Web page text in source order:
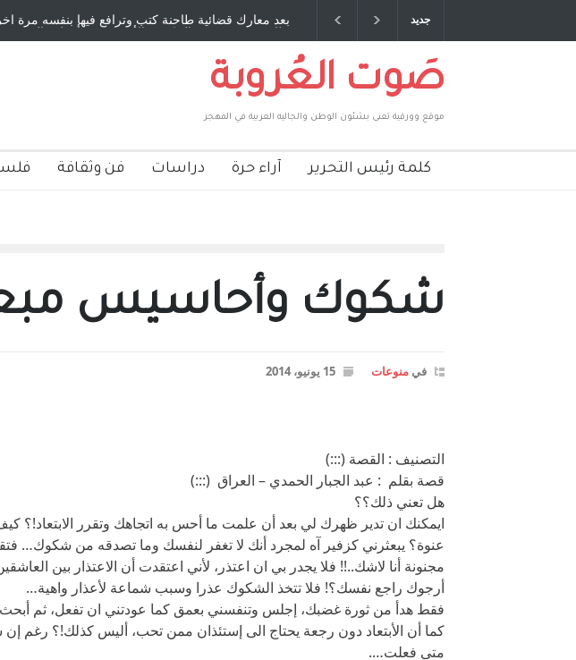
جديد بعد معارك قضائية طاحنة كتب وترافع فيها بنفسه مرة اخرى.. الشيخ
طارق يوسف يقهر الحكومة الأمريكية ، فأعطوه الجنسية عن يد وهم
صاغرون،
مخلوف : بقلم : سعد الله
صَوت العُروبة
موقع وورقية تعنى بشئون الوطن والجاليه العربية في المهجر
كلمة رئيس التحرير آراء حرة دراسات فن وثقافة
شكوك وأحاسيس
في منوعات 15 يونيو، 2014
التصنيف : القصة (:::)
قصة بقلم : عبد الجبار الحمدي – العراق (:::)
هل تعني ذلك؟؟
ايمكنك ان تدير ظهرك لي بعد أن علمت ما أحس به اتجاهك وتقرر الابتعاد!؟
عنوة؟ يبعثرني كزفير آه لمجرد أنك لا تغفر لنفسك وما تصدقه من شكوك…
مجنونة أنا لاشك..!! فلا يجدر بي ان اعتذر، لأني اعتقدت أن الاعتذار بين
أرجوك راجع نفسك؟! فلا تتخذ الشكوك عذرا وسبب شماعة لأعذار واهية…
فقط هدأ من ثورة غضبك، إجلس وتنفسني بعمق كما عودتني ان تفعل، ثم أبحث
كما أن الأبتعاد دون رجعة يحتاج الى إستئذان ممن تحب، أليس كذلك!؟ رغم
متى فعلت….